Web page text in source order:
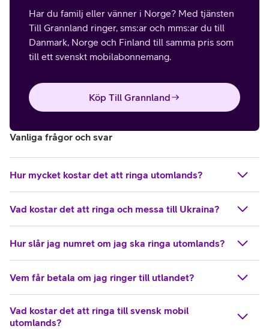
Har du familj eller vänner i Norge? Med tjänsten
Till Grannland ringer, sms:ar och mms:ar du till
Danmark, Norge och Finland till samma pris som
till ett svenskt mobilabonnemang.
Köp Till Grannland
Vanliga frågor och svar
Hur mycket kostar det att ringa utomlands?
Vad kostar det att ringa och messa till Ukraina?
Hur slår jag numret om jag ska ringa utomlands?
Vem får betala om jag ringer till utlandet?
Vad kostar det att ringa till svensk mobil
utomlands?